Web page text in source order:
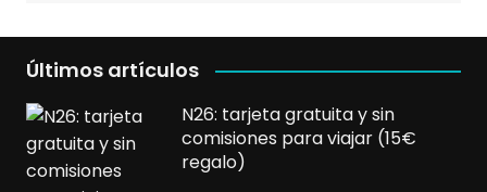
Últimos artículos
N26: tarjeta gratuita y sin
comisiones para viajar (15€
regalo)